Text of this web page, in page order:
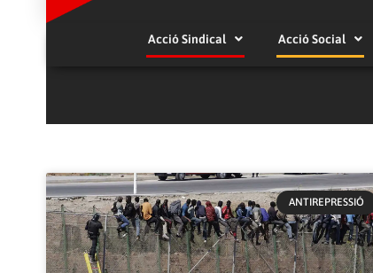
Acció Sindical Acció Social
ANTIREPRESSIÓ